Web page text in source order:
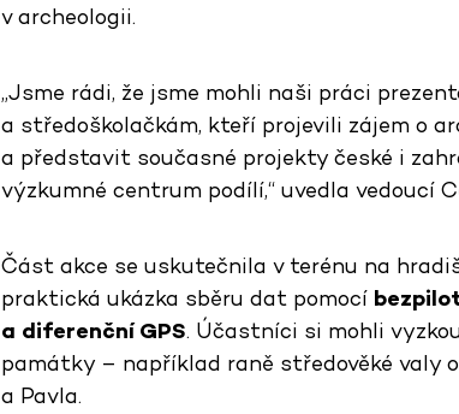
v archeologii.
„Jsme rádi, že jsme mohli naši práci
a středoškolačkám, kteří projevili zájem o
a představit současné projekty české i
výzkumné centrum podílí,“ uvedla vedoucí
Část akce se uskutečnila v terénu na
praktická ukázka sběru dat pomocí
a diferenční GPS. Účastníci si mohli
památky – například raně středověké valy
a Pavla.